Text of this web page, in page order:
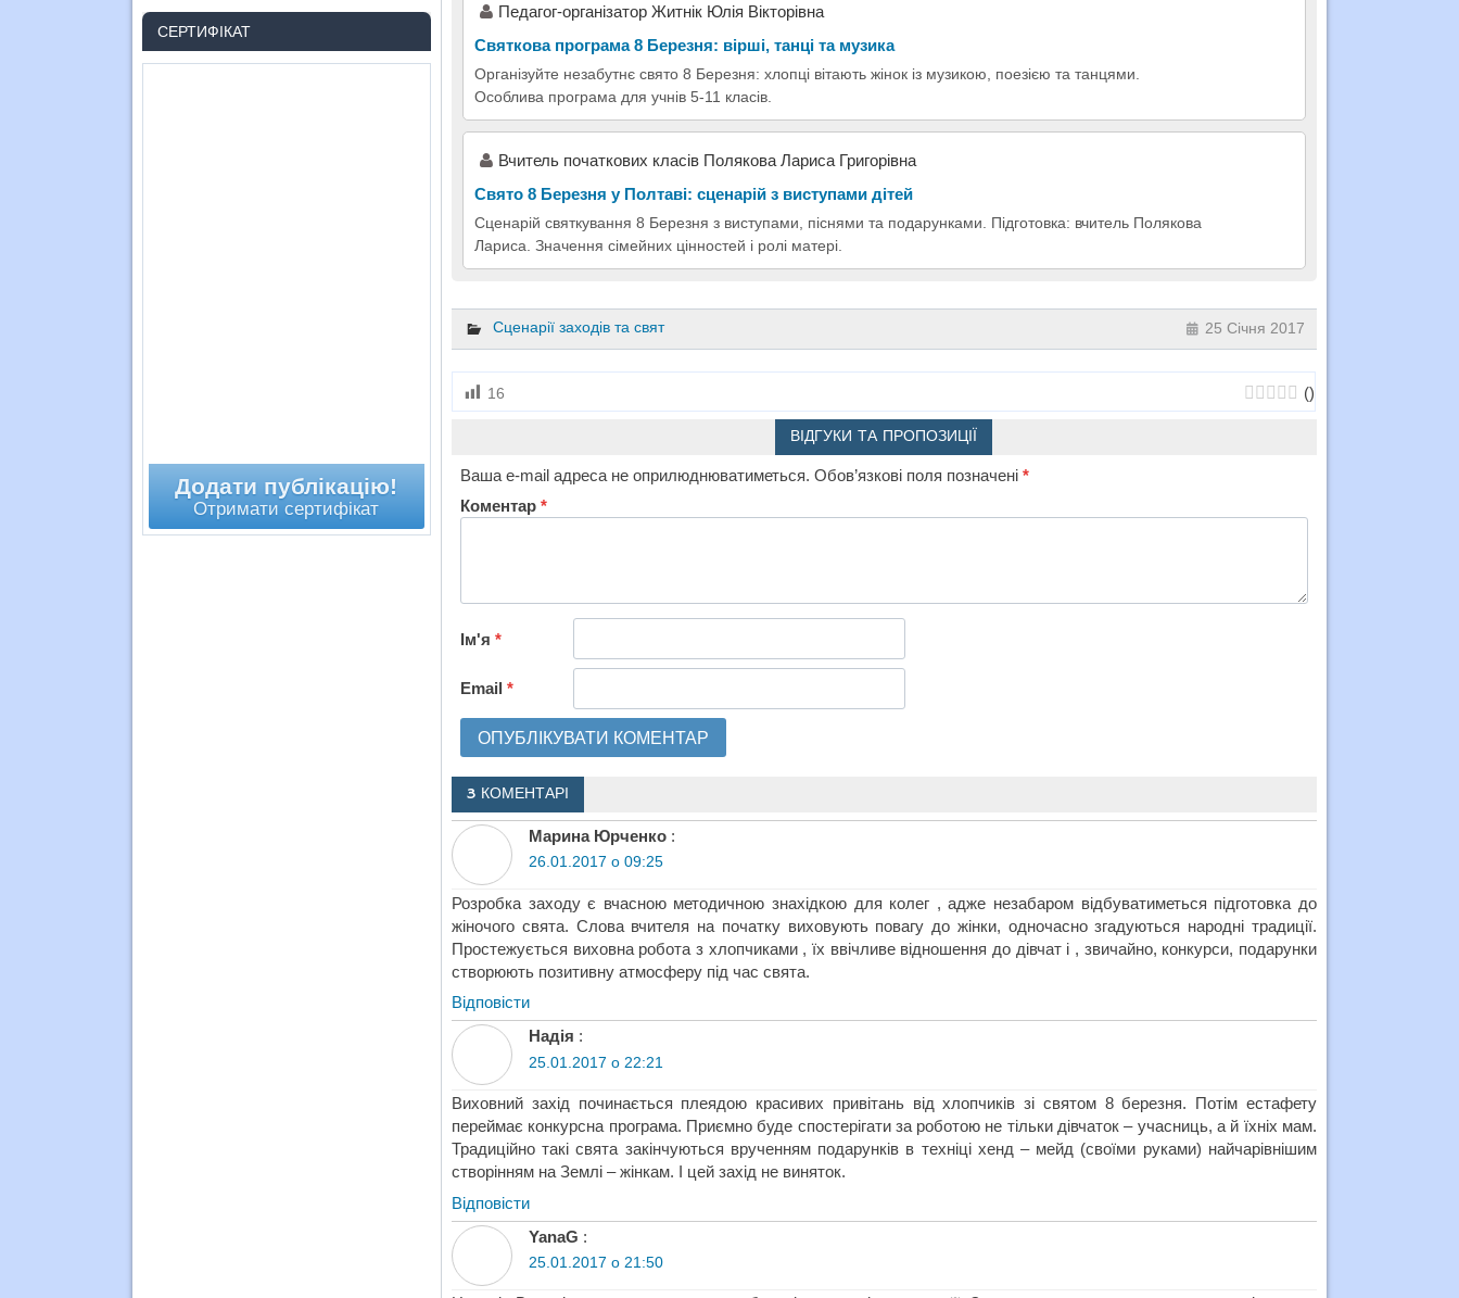
Педагог-організатор Житнік Юлія Вікторівна
Святкова програма 8 Березня: вірші, танці та музика
Організуйте незабутнє свято 8 Березня: хлопці вітають жінок із музикою, поезією та танцями.
Особлива програма для учнів 5-11 класів.
Вчитель початкових класів Полякова Лариса Григорівна
Свято 8 Березня у Полтаві: сценарій з виступами дітей
Сценарій святкування 8 Березня з виступами, піснями та подарунками. Підготовка: вчитель Полякова
Лариса. Значення сімейних цінностей і ролі матері.
Сценарії заходів та свят 25 Січня 2017
16 ()
ВІДГУКИ ТА ПРОПОЗИЦІЇ
Ваша e-mail адреса не оприлюднюватиметься. Обов’язкові поля позначені *
Коментар *
Ім'я *
Email *
3 КОМЕНТАРІ
Марина Юрченко :
26.01.2017 о 09:25
Розробка заходу є вчасною методичною знахідкою для колег , адже незабаром відбуватиметься підготовка до
жіночого свята. Слова вчителя на початку виховують повагу до жінки, одночасно згадуються народні традиції.
Простежується виховна робота з хлопчиками , їх ввічливе відношення до дівчат і , звичайно, конкурси, подарунки
створюють позитивну атмосферу під час свята.
Відповіcти
Надія :
25.01.2017 о 22:21
Виховний захід починається плеядою красивих привітань від хлопчиків зі святом 8 березня. Потім естафету
переймає конкурсна програма. Приємно буде спостерігати за роботою не тільки дівчаток – учасниць, а й їхніх мам.
Традиційно такі свята закінчуються врученням подарунків в техніці хенд – мейд (своїми руками) найчарівнішим
створінням на Землі – жінкам. І цей захід не виняток.
Відповіcти
YanaG :
25.01.2017 о 21:50
СЕРТИФІКАТ
Додати публікацію!
Отримати сертифікат